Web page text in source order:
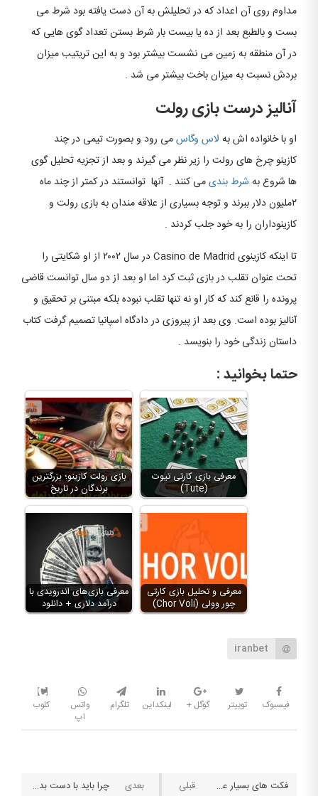
مداوم روی آن اعداد که در تحلیلش به آن دست یافته بود شرط می
بست و بالطبع بعد از ده یا بیست بار شرط بستن تعداد گوی هایی که
در آن منطقه به زمین می نشست بیشتر بود و به این تریتیب میزان
بردش نسبت به میزان باخت بیشتر می شد .
آنالیز درست بازی رولت
او با خانواده اش به لاس وگاسمی رود و بصورت تیمی در چند
کازینو چرخ های رولت را زیر نظر می گیرند و بعد از تجزیه تحلیل گوی
ها شروع به شرط بندیمی کنند . آنها توانستند در کمتر از چند ماه
۲ملیون دلار ببرند و توجه بسیاری از علاقه مندان به بازی رولت و
کازینوداران را به خود جلب کردند .
تا اینکه کازینوی Casino de Madrid در سال ۲۰۰۲ از او شکایتی را
تحت عنوان تقلب در بازی ثبت کرد اما او بعد از دو سال توانست قاضی
پرونده را قانع کند که کار او نه تنها تقلب نبوده بلکه مبتنی بر تحقیق و
آنالیز بوده است. وی بعد از پیروزی در دادگاه اسپانیا تصمیم گرفت کتاب
داستان زندگی خود را بنویسد .
حتما بخوانید :
بازی رولت کازینو؛ بزرگترین
برندگان در تاریخ
معرفی بازی کارتی تیوت
(Tute)
معرفی بازی‌های اندرویدی با
درآمد دلاری + دانلود
معرفی و تحلیل بازی کارتی
چور وولی (Chor Voli)
iranbet
فیسبوک توییتر گوگل + لینکداین تلگرام
واتس
اپ
کلوب
فکت های بسیار عجیب در مورد شرط بندی چرا باید با دست بد نیز در تورنمنت های مختلف بازی کنیم؟